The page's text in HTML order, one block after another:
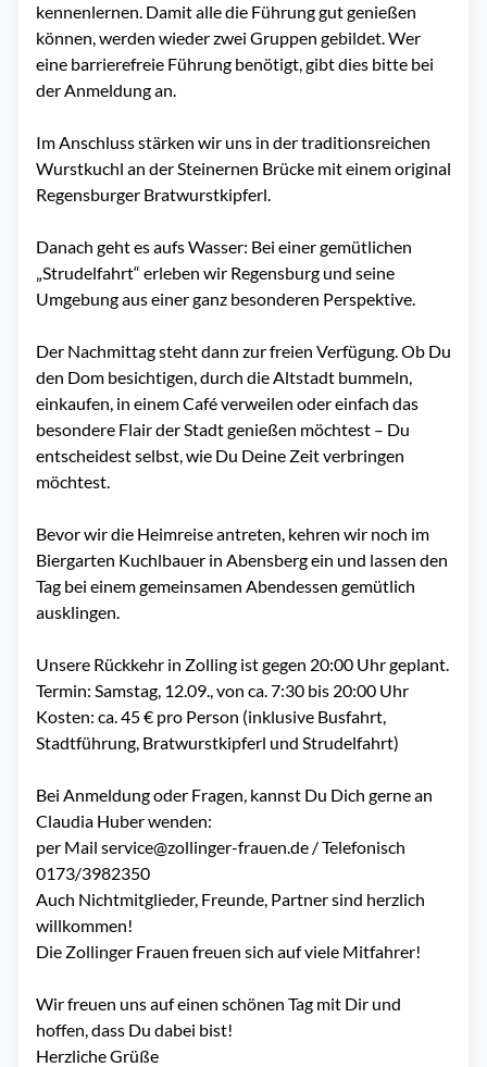
kennenlernen. Damit alle die Führung gut genießen
können, werden wieder zwei Gruppen gebildet. Wer
eine barrierefreie Führung benötigt, gibt dies bitte bei
der Anmeldung an.
Im Anschluss stärken wir uns in der traditionsreichen
Wurstkuchl an der Steinernen Brücke mit einem original
Regensburger Bratwurstkipferl.
Danach geht es aufs Wasser: Bei einer gemütlichen
„Strudelfahrt“ erleben wir Regensburg und seine
Umgebung aus einer ganz besonderen Perspektive.
Der Nachmittag steht dann zur freien Verfügung. Ob Du
den Dom besichtigen, durch die Altstadt bummeln,
einkaufen, in einem Café verweilen oder einfach das
besondere Flair der Stadt genießen möchtest – Du
entscheidest selbst, wie Du Deine Zeit verbringen
möchtest.
Bevor wir die Heimreise antreten, kehren wir noch im
Biergarten Kuchlbauer in Abensberg ein und lassen den
Tag bei einem gemeinsamen Abendessen gemütlich
ausklingen.
Unsere Rückkehr in Zolling ist gegen 20:00 Uhr geplant.
Termin: Samstag, 12.09., von ca. 7:30 bis 20:00 Uhr
Kosten: ca. 45 € pro Person (inklusive Busfahrt,
Stadtführung, Bratwurstkipferl und Strudelfahrt)
Bei Anmeldung oder Fragen, kannst Du Dich gerne an
Claudia Huber wenden:
per Mail service@zollinger-frauen.de / Telefonisch
0173/3982350
Auch Nichtmitglieder, Freunde, Partner sind herzlich
willkommen!
Die Zollinger Frauen freuen sich auf viele Mitfahrer!
Wir freuen uns auf einen schönen Tag mit Dir und
hoffen, dass Du dabei bist!
Herzliche Grüße